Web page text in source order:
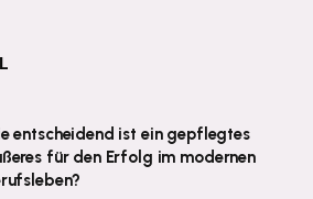
entscheidend ist ein gepflegtes
für den Erfolg im modernen